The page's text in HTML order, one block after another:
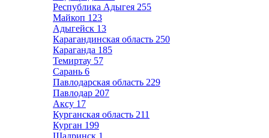
Республика Адыгея 255
Майкоп 123
Адыгейск 13
Карагандинская область 250
Караганда 185
Темиртау 57
Сарань 6
Павлодарская область 229
Павлодар 207
Аксу 17
Курганская область 211
Курган 199
Шадринск 1